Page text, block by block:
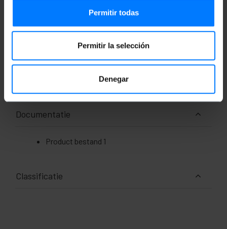
Permitir todas
Permitir la selección
Denegar
Maten en gewichten
Bruto gewicht: 252 g
hoogte): 11.0 x 11.0 x 10.0 cm
Pakket maatregelen: 11.0 x 11.0 x 10.0 cm
Documentatie
Product bestand 1
Classificatie